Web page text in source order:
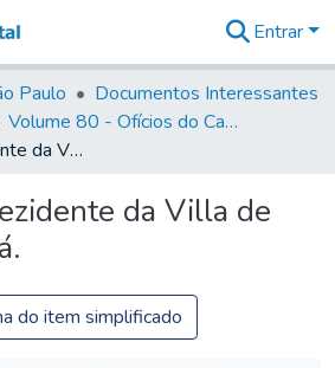
&
Coleções
Tudo na
Biblioteca
Estatísticas
Entrar
Paulo
Documentos Interessantes
Volume 80 - Ofícios do Capitão General Martim Lopes Lobo de Saldanha (1777-1780)
Para o Juiz Prezidente da Villa de Goaratinguetá.
da Villa de
do item simplificado